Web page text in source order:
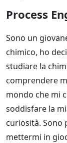
Process
Sono un
chimico, ho
studiare la
comprendere
mondo che mi
soddisfare la
curiosità. Sono
mettermi in